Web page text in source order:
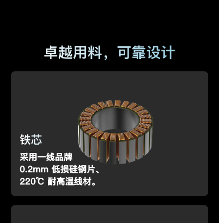
卓越用料，可靠设计
铁芯
采用一线品牌
0.2mm 低损硅钢片、
220℃ 耐高温线材。